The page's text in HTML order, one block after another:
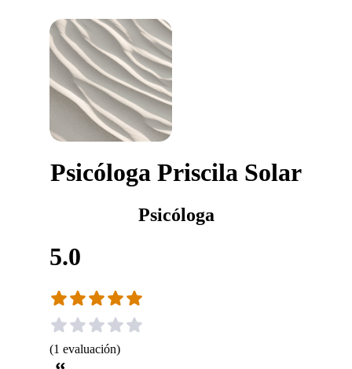
Psicóloga Priscila Solar
Psicóloga
5.0
(1 evaluación)